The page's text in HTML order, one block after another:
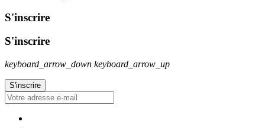
S'inscrire
S'inscrire
keyboard_arrow_down keyboard_arrow_up